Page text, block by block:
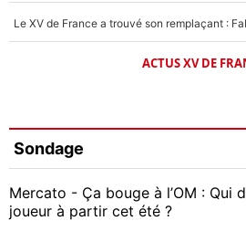
ACTUS XV DE
Sondage
Mercato - Ça bouge à l’OM : Qui
joueur à partir cet été ?